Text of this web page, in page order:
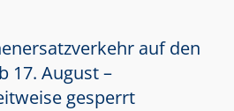
auf den
17. August –
gesperrt